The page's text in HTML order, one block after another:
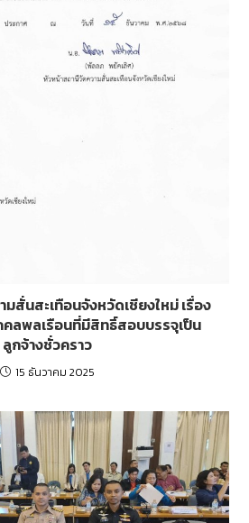
สั่นสะเทือนจังหวัดเชียงใหม่ เรื่อง
ลพลเรือนที่มีสิทธิ์สอบบรรจุเป็น
ลูกจ้างชั่วคราว
15 ธันวาคม 2025